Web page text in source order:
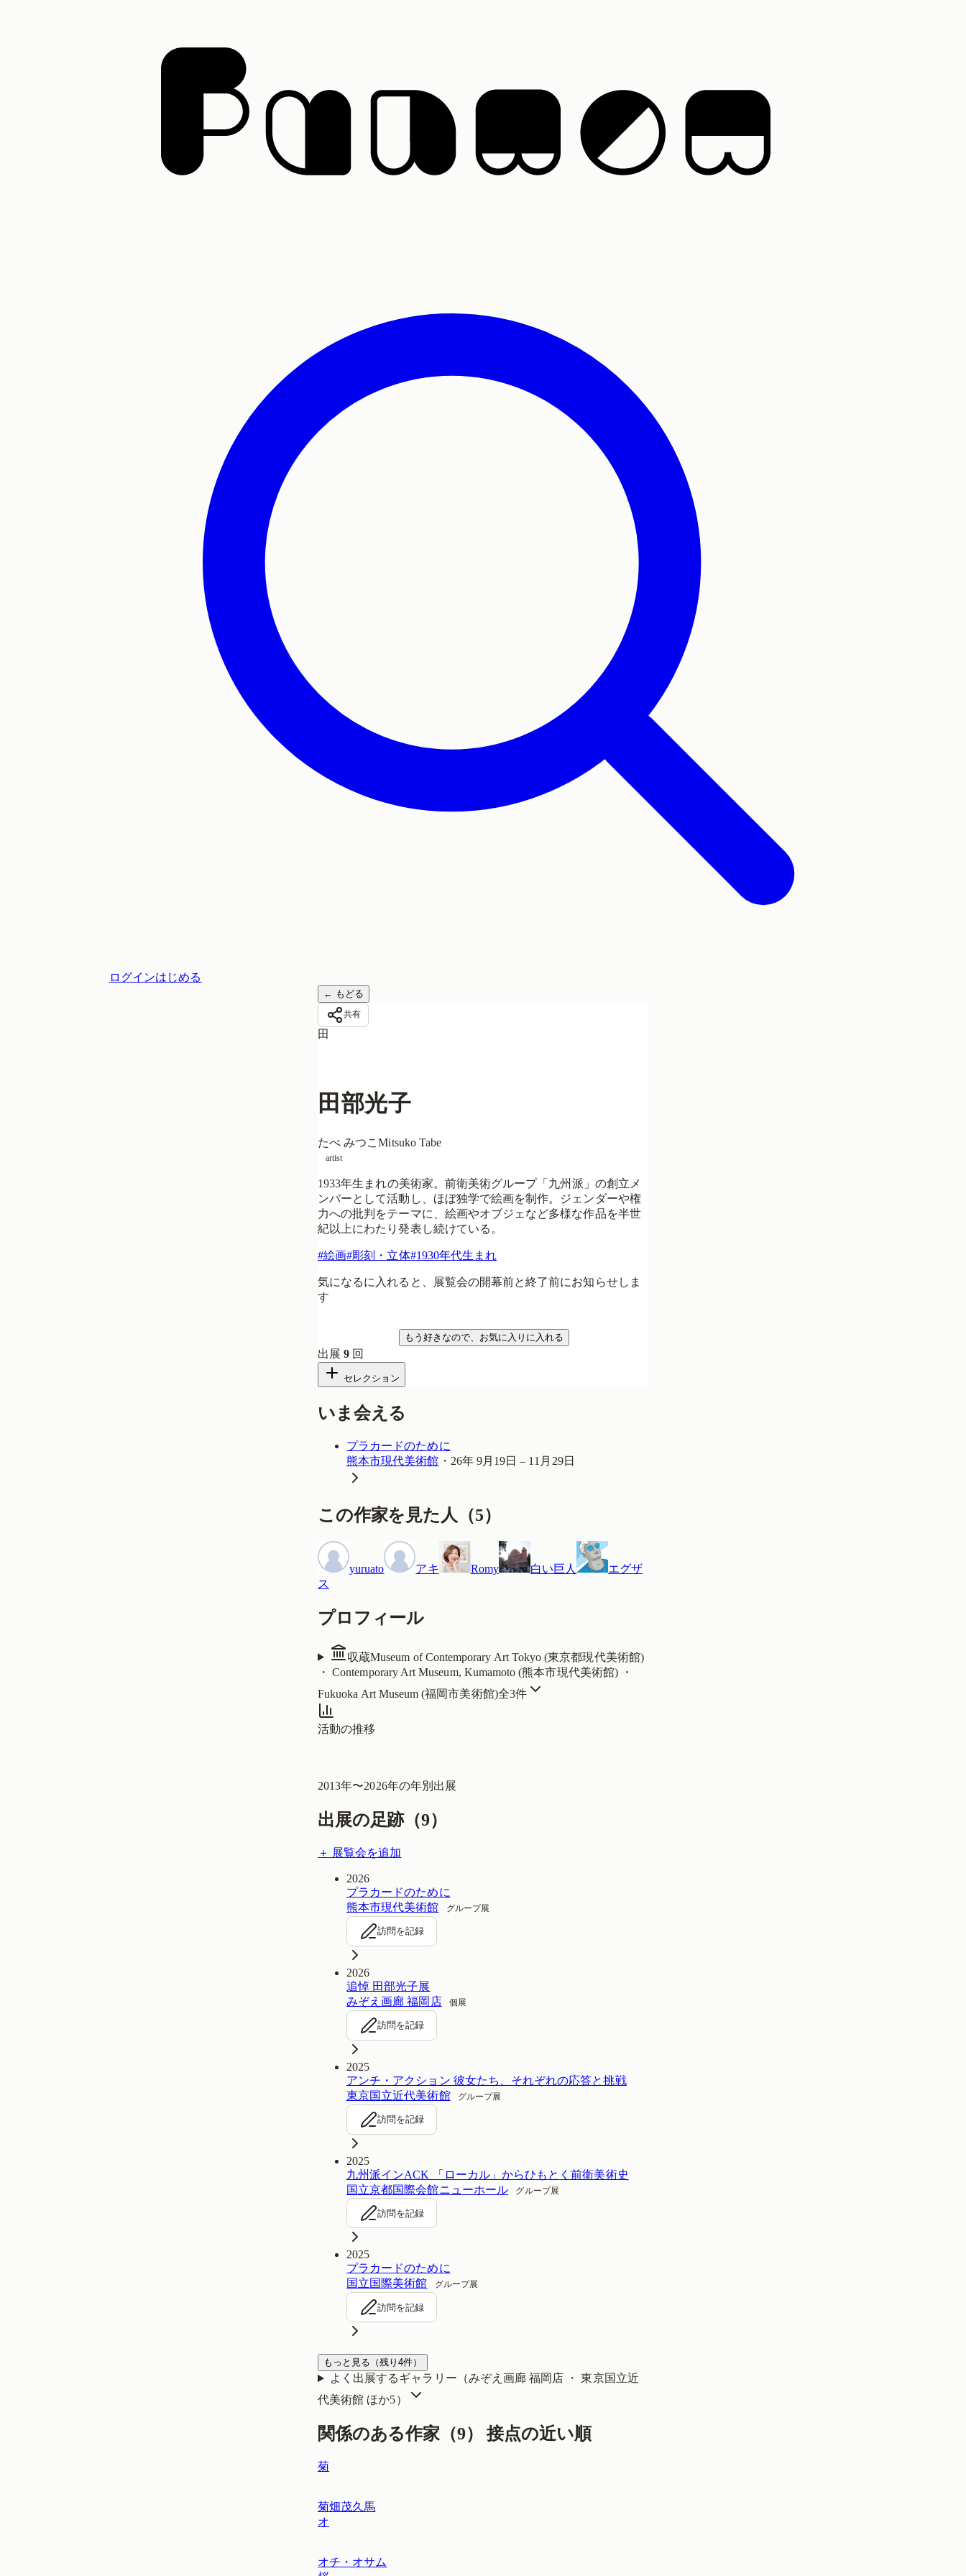
ログインはじめる
← もどる
共有
田
田部光子
たべ みつこMitsuko Tabe
artist
1933年生まれの美術家。前衛美術グループ「九州派」の創立メ
ンバーとして活動し、ほぼ独学で絵画を制作。ジェンダーや権
力への批判をテーマに、絵画やオブジェなど多様な作品を半世
紀以上にわたり発表し続けている。
#絵画#彫刻・立体#1930年代生まれ
気になるに入れると、展覧会の開幕前と終了前にお知らせしま
す
もう好きなので、お気に入りに入れる
出展9 回
セレクション
いま会える
プラカードのために
熊本市現代美術館 ・ 26年 9月19日 – 11月29日
この作家を見た人 （5）
yuruato アキ Romy 白い巨人
エグザ
ス
プロフィール
収蔵Museum of Contemporary Art Tokyo (東京都現代美術館)
・ Contemporary Art Museum, Kumamoto (熊本市現代美術館) ・
Fukuoka Art Museum (福岡市美術館)全3件
活動の推移
2013年〜2026年の年別出展
出展の足跡（9）
＋ 展覧会を追加
2026
プラカードのために
熊本市現代美術館
グループ展
訪問を記録
2026
追悼 田部光子展
みぞえ画廊 福岡店
個展
訪問を記録
2025
アンチ・アクション 彼女たち、それぞれの応答と挑戦
東京国立近代美術館
グループ展
訪問を記録
2025
九州派インACK 「ローカル」からひもとく前衛美術史
国立京都国際会館ニューホール
グループ展
訪問を記録
2025
プラカードのために
国立国際美術館
グループ展
訪問を記録
もっと見る （残り 4件）
よく出展するギャラリー（みぞえ画廊 福岡店 ・ 東京国立近
代美術館 ほか5）
関係のある作家（9） 接点の近い順
菊
菊畑茂久馬
オ
オチ・オサム